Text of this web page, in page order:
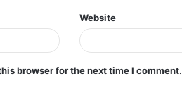
Website
browser for the next time I comment.